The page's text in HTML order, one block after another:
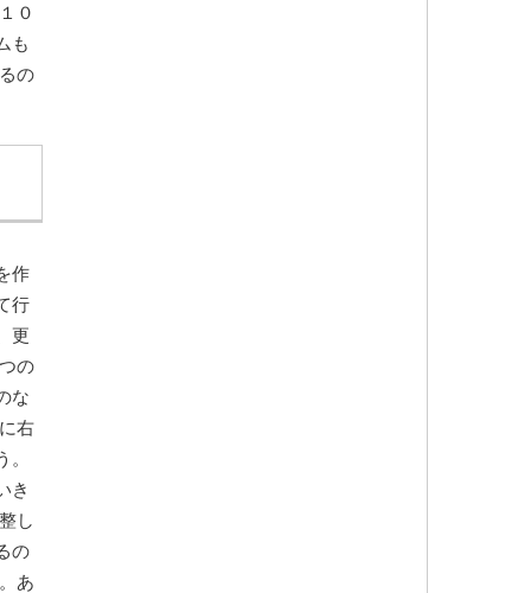
０
も
の
作
行
更
の
な
右
き
し
の
あ